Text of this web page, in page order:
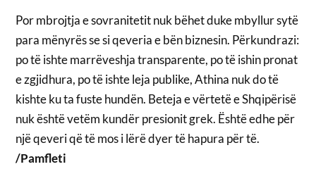
Por mbrojtja e sovranitetit nuk bëhet duke mbyllur sytë
para mënyrës se si qeveria e bën biznesin. Përkundrazi:
po të ishte marrëveshja transparente, po të ishin pronat
e zgjidhura, po të ishte leja publike, Athina nuk do të
kishte ku ta fuste hundën. Beteja e vërtetë e Shqipërisë
nuk është vetëm kundër presionit grek. Është edhe për
një qeveri që të mos i lërë dyer të hapura për të.
/Pamfleti